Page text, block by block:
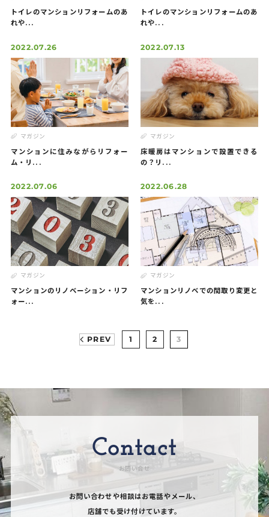
トイレのマンションリフォームのあ
れや...
トイレのマンションリフォームのあ
れや...
2022.07.26
マガジン
マンションに住みながらリフォー
ム・リ...
2022.07.13
マガジン
床暖房はマンションで設置できる
の？リ...
2022.07.06
マガジン
マンションのリノベーション・リフ
ォー...
2022.06.28
マガジン
マンションリノベでの間取り変更と
気を...
PREV 1 2 3
Contact
お問い合せ
お問い合わせや相談はお電話やメール、
店舗でも受け付けています。